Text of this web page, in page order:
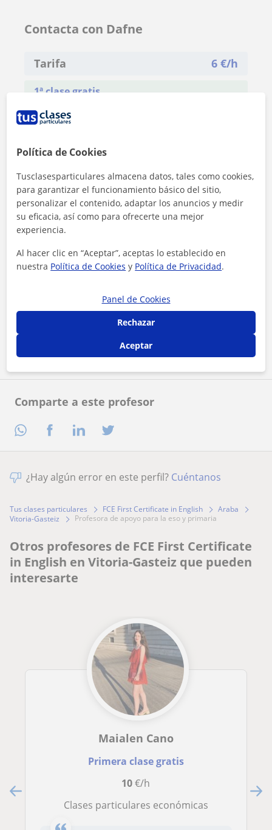
Comparte a este profesor
Contacta con Dafne
Tarifa 6 €/h
1ª clase gratis
Al hacer clic, aceptas nuestroaviso legaly de
¿Hay algún error en este perfil? Cuéntanos
Tus clases particulares FCE First Certificate in English
Araba
Vitoria-Gasteiz
profesora de apoyo para la eso y primaria
Otros profesores de FCE First Certificate
in English en Vitoria-Gasteiz que pueden
interesarte
Maialen Cano
Primera clase gratis
10€/h
Clases particulares económicas
Política de Cookies
Tusclasesparticulares almacena datos, tales como cookies,
para garantizar el funcionamiento básico del sitio,
personalizar el contenido, adaptar los anuncios y medir
su eficacia, así como para ofrecerte una mejor
experiencia.
Al hacer clic en “Aceptar”, aceptas lo establecido en
nuestra Política de Cookies y Política de Privacidad.
Panel de Cookies
Rechazar
Aceptar